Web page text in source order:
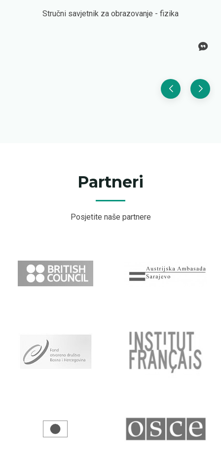
Stručni savjetnik za obrazovanje - fizika
Partneri
Posjetite naše partnere